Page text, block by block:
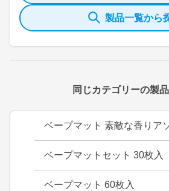
製品一覧から
同じカテゴリーの製
ベープマット 素敵な香りア
ベープマットセット 30枚入
ベープマット 60枚入